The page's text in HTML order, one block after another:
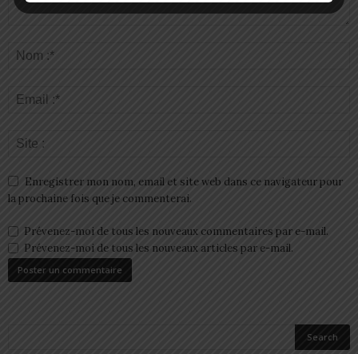
Enregistrer mon nom, email et site web dans ce navigateur pour
la prochaine fois que je commenterai.
Prévenez-moi de tous les nouveaux commentaires par e-mail.
Prévenez-moi de tous les nouveaux articles par e-mail.